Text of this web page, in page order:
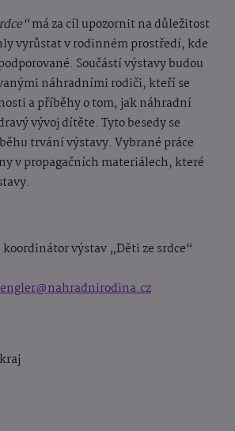
má za cíl upozornit na důležitost
vyrůstat v rodinném prostředí, kde
Součástí výstavy budou
náhradními rodiči, kteří se
a příběhy o tom, jak náhradní
vývoj dítěte. Tyto besedy se
trvání výstavy. Vybrané práce
v propagačních materiálech, které
výstav „Děti ze srdce“